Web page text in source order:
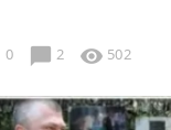
0 chat_bubble 2 visibility 502